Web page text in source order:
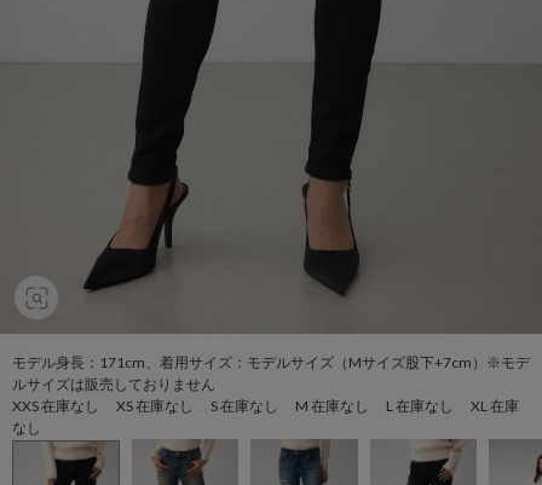
モデル身長：171cm、着用サイズ：モデルサイズ（Mサイズ股下+7cm）※モデ
ルサイズは販売しておりません
XXS 在庫なし XS 在庫なし S 在庫なし M 在庫なし L 在庫なし XL 在庫
なし